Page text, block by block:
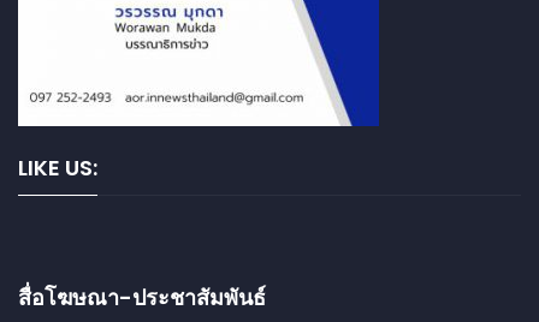
LIKE US:
สื่อโฆษณา-ประชาสัมพันธ์